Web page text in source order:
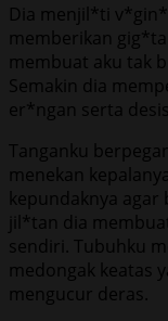
Dia menjil*ti
memberikan
membuat aku tak
Semakin dia
er*ngan serta
Tanganku
menekan
kepundaknya agar
jil*tan dia
sendiri. Tubuhku
medongak keatas
mengucur deras.